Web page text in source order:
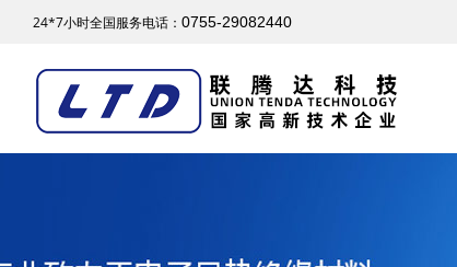
24*7小时全国服务电话： 0755-29082440